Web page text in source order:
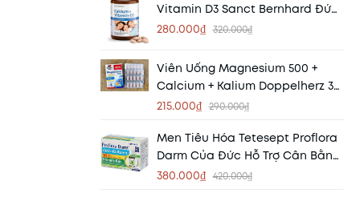
Vitamin D3 Sanct Bernhard Đức
Vị Socola – Hỗ Trợ Xương Chắc
280.000₫ 320.000₫
Viên Uống Magnesium 500 +
Calcium + Kalium Doppelherz 30
Viên – Bổ Sung Magie, Canxi,
215.000₫ 290.000₫
Men Tiêu Hóa Tetesept Proflora
Darm Của Đức Hỗ Trợ Cân Bằng
Hệ Vi Sinh Đường Ruột
380.000₫ 420.000₫